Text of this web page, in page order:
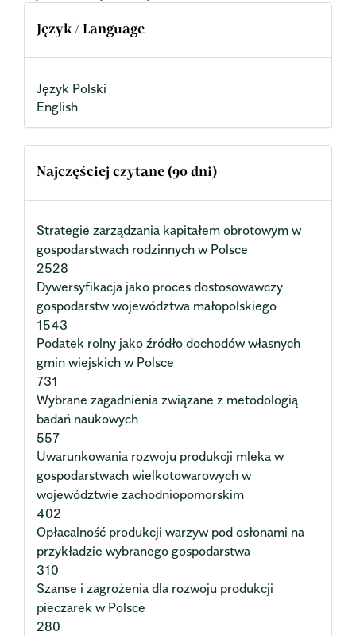
Język / Language
Język Polski
English
Najczęściej czytane (90 dni)
Strategie zarządzania kapitałem obrotowym w
gospodarstwach rodzinnych w Polsce
2528
Dywersyfikacja jako proces dostosowawczy
gospodarstw województwa małopolskiego
1543
Podatek rolny jako źródło dochodów własnych
gmin wiejskich w Polsce
731
Wybrane zagadnienia związane z metodologią
badań naukowych
557
Uwarunkowania rozwoju produkcji mleka w
gospodarstwach wielkotowarowych w
województwie zachodniopomorskim
402
Opłacalność produkcji warzyw pod osłonami na
przykładzie wybranego gospodarstwa
310
Szanse i zagrożenia dla rozwoju produkcji
pieczarek w Polsce
280